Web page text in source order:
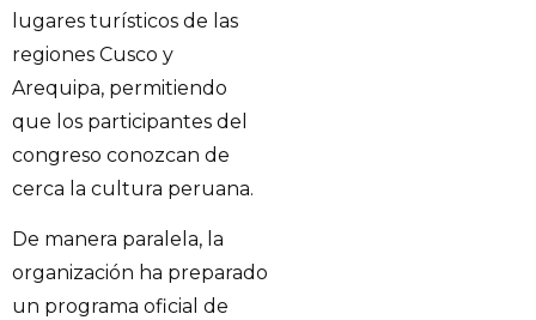
lugares turísticos de las
regiones Cusco y
Arequipa, permitiendo
que los participantes del
congreso conozcan de
cerca la cultura peruana.
De manera paralela, la
organización ha preparado
un programa oficial de